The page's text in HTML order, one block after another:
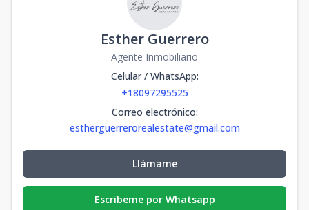
Esther Guerrero
Agente Inmobiliario
Celular / WhatsApp:
+18097295525
Correo electrónico:
estherguerrerorealestate@gmail.com
Llámame
Escribeme por Whatsapp